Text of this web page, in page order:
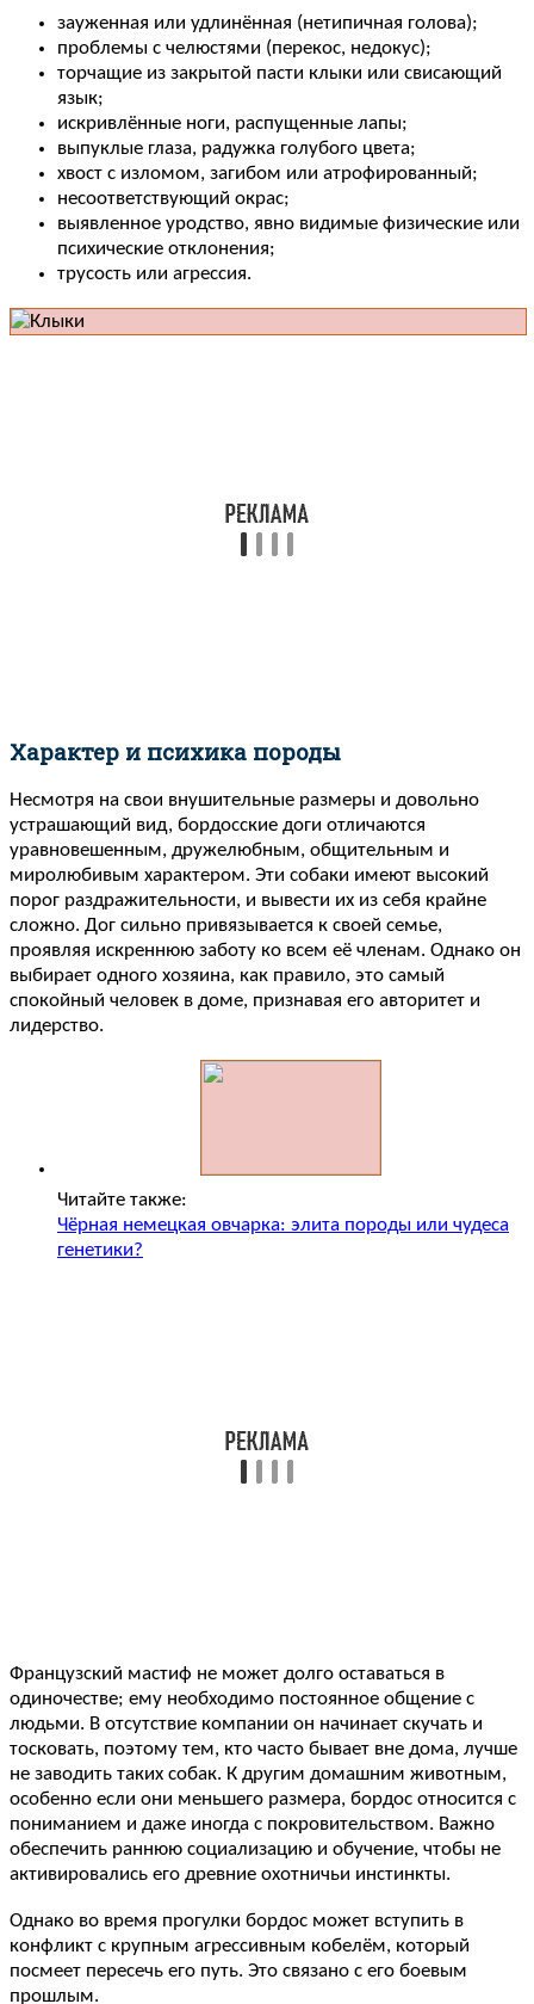
зауженная или удлинённая (нетипичная голова);
проблемы с челюстями (перекос, недокус);
торчащие из закрытой пасти клыки или свисающий
язык;
искривлённые ноги, распущенные лапы;
выпуклые глаза, радужка голубого цвета;
хвост с изломом, загибом или атрофированный;
несоответствующий окрас;
выявленное уродство, явно видимые физические или
психические отклонения;
трусость или агрессия.
Характер и психика породы
Несмотря на свои внушительные размеры и довольно
устрашающий вид, бордосские доги отличаются
уравновешенным, дружелюбным, общительным и
миролюбивым характером. Эти собаки имеют высокий
порог раздражительности, и вывести их из себя крайне
сложно. Дог сильно привязывается к своей семье,
проявляя искреннюю заботу ко всем её членам. Однако он
выбирает одного хозяина, как правило, это самый
спокойный человек в доме, признавая его авторитет и
лидерство.
Читайте также:
Чёрная немецкая овчарка: элита породы или чудеса
генетики?
Французский мастиф не может долго оставаться в
одиночестве; ему необходимо постоянное общение с
людьми. В отсутствие компании он начинает скучать и
тосковать, поэтому тем, кто часто бывает вне дома, лучше
не заводить таких собак. К другим домашним животным,
особенно если они меньшего размера, бордос относится с
пониманием и даже иногда с покровительством. Важно
обеспечить раннюю социализацию и обучение, чтобы не
активировались его древние охотничьи инстинкты.
Однако во время прогулки бордос может вступить в
конфликт с крупным агрессивным кобелём, который
посмеет пересечь его путь. Это связано с его боевым
прошлым.